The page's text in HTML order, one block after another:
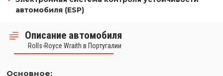
автомобиля (ESP)
Описание автомобиля
Rolls-Royce Wraith в Португалии
Основное: